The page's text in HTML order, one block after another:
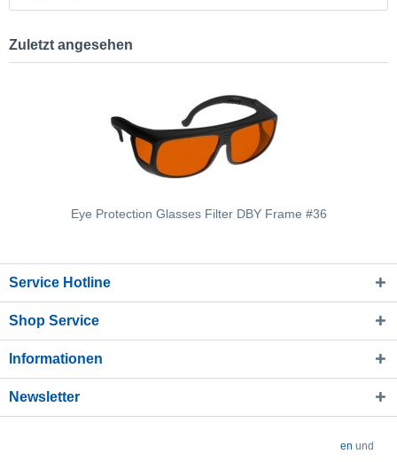
Zuletzt angesehen
Eye Protection Glasses Filter DBY Frame #36
Service Hotline
Shop Service
Informationen
Newsletter
Versandkosten und